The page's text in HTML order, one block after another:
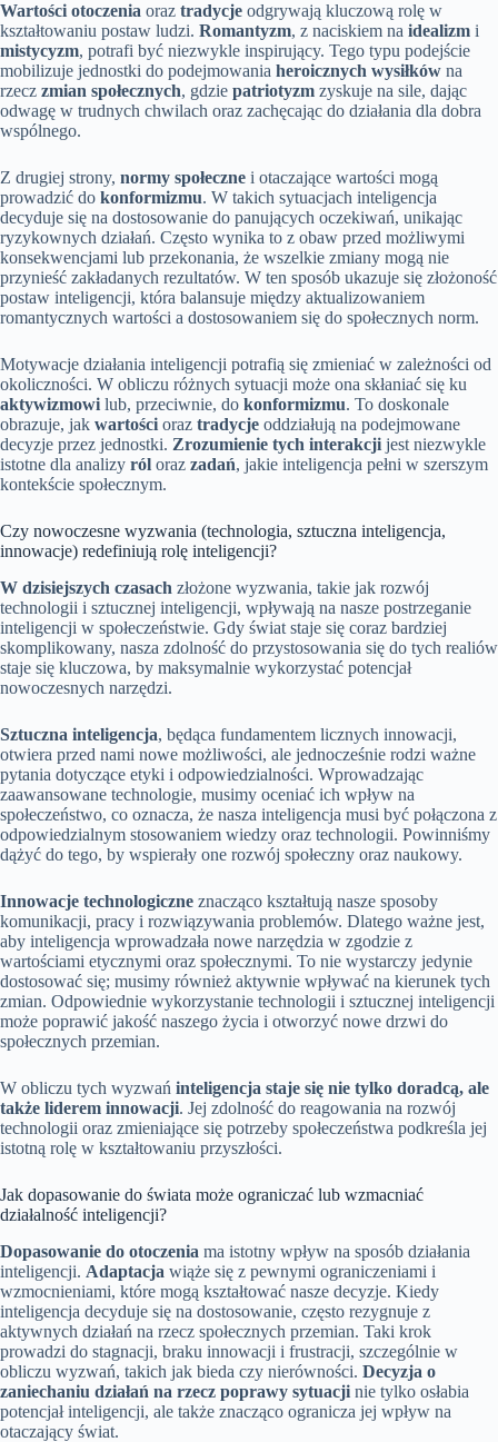
Wartości otoczenia oraz tradycje odgrywają kluczową rolę w
kształtowaniu postaw ludzi. Romantyzm, z naciskiem na idealizm i
mistycyzm, potrafi być niezwykle inspirujący. Tego typu podejście
mobilizuje jednostki do podejmowania heroicznych wysiłków na
rzecz zmian społecznych, gdzie patriotyzm zyskuje na sile, dając
odwagę w trudnych chwilach oraz zachęcając do działania dla dobra
wspólnego.
Z drugiej strony, normy społeczne i otaczające wartości mogą
prowadzić do konformizmu. W takich sytuacjach inteligencja
decyduje się na dostosowanie do panujących oczekiwań, unikając
ryzykownych działań. Często wynika to z obaw przed możliwymi
konsekwencjami lub przekonania, że wszelkie zmiany mogą nie
przynieść zakładanych rezultatów. W ten sposób ukazuje się złożoność
postaw inteligencji, która balansuje między aktualizowaniem
romantycznych wartości a dostosowaniem się do społecznych norm.
Motywacje działania inteligencji potrafią się zmieniać w zależności od
okoliczności. W obliczu różnych sytuacji może ona skłaniać się ku
aktywizmowi lub, przeciwnie, do konformizmu. To doskonale
obrazuje, jak wartości oraz tradycje oddziałują na podejmowane
decyzje przez jednostki. Zrozumienie tych interakcji jest niezwykle
istotne dla analizy ról oraz zadań, jakie inteligencja pełni w szerszym
kontekście społecznym.
Czy nowoczesne wyzwania (technologia, sztuczna inteligencja,
innowacje) redefiniują rolę inteligencji?
W dzisiejszych czasach złożone wyzwania, takie jak rozwój
technologii i sztucznej inteligencji, wpływają na nasze postrzeganie
inteligencji w społeczeństwie. Gdy świat staje się coraz bardziej
skomplikowany, nasza zdolność do przystosowania się do tych realiów
staje się kluczowa, by maksymalnie wykorzystać potencjał
nowoczesnych narzędzi.
Sztuczna inteligencja, będąca fundamentem licznych innowacji,
otwiera przed nami nowe możliwości, ale jednocześnie rodzi ważne
pytania dotyczące etyki i odpowiedzialności. Wprowadzając
zaawansowane technologie, musimy oceniać ich wpływ na
społeczeństwo, co oznacza, że nasza inteligencja musi być połączona z
odpowiedzialnym stosowaniem wiedzy oraz technologii. Powinniśmy
dążyć do tego, by wspierały one rozwój społeczny oraz naukowy.
Innowacje technologiczne znacząco kształtują nasze sposoby
komunikacji, pracy i rozwiązywania problemów. Dlatego ważne jest,
aby inteligencja wprowadzała nowe narzędzia w zgodzie z
wartościami etycznymi oraz społecznymi. To nie wystarczy jedynie
dostosować się; musimy również aktywnie wpływać na kierunek tych
zmian. Odpowiednie wykorzystanie technologii i sztucznej inteligencji
może poprawić jakość naszego życia i otworzyć nowe drzwi do
społecznych przemian.
W obliczu tych wyzwań inteligencja staje się nie tylko doradcą, ale
także liderem innowacji. Jej zdolność do reagowania na rozwój
technologii oraz zmieniające się potrzeby społeczeństwa podkreśla jej
istotną rolę w kształtowaniu przyszłości.
Jak dopasowanie do świata może ograniczać lub wzmacniać
działalność inteligencji?
Dopasowanie do otoczenia ma istotny wpływ na sposób działania
inteligencji. Adaptacja wiąże się z pewnymi ograniczeniami i
wzmocnieniami, które mogą kształtować nasze decyzje. Kiedy
inteligencja decyduje się na dostosowanie, często rezygnuje z
aktywnych działań na rzecz społecznych przemian. Taki krok
prowadzi do stagnacji, braku innowacji i frustracji, szczególnie w
obliczu wyzwań, takich jak bieda czy nierówności. Decyzja o
zaniechaniu działań na rzecz poprawy sytuacji nie tylko osłabia
potencjał inteligencji, ale także znacząco ogranicza jej wpływ na
otaczający świat.